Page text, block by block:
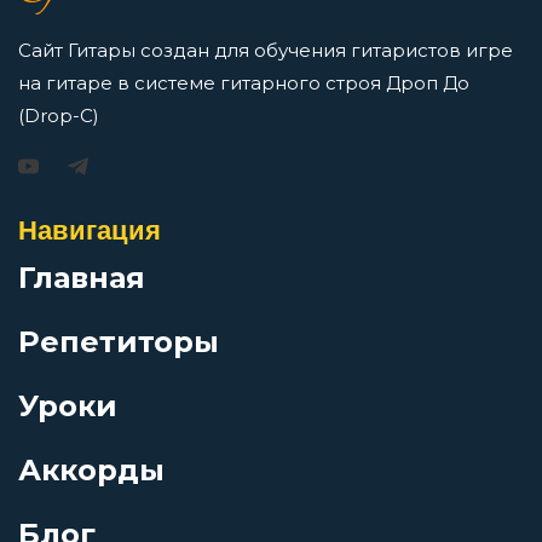
Любовь огромная страна
Маков цвет
Мамина пластинка
Мелочи жизни
Перейти
Игорь Растеряев — Безрукавочка: аккорды для
Просмотров: 15197 чел.
АукцЫон — Возле меня: аккорды для гитары
Перейти
Сайт Гитары создан для обучения гитаристов игре
на гитаре в системе гитарного строя Дроп До
(Drop-C)
Навигация
Главная
Репетиторы
Уроки
Аккорды
Блог